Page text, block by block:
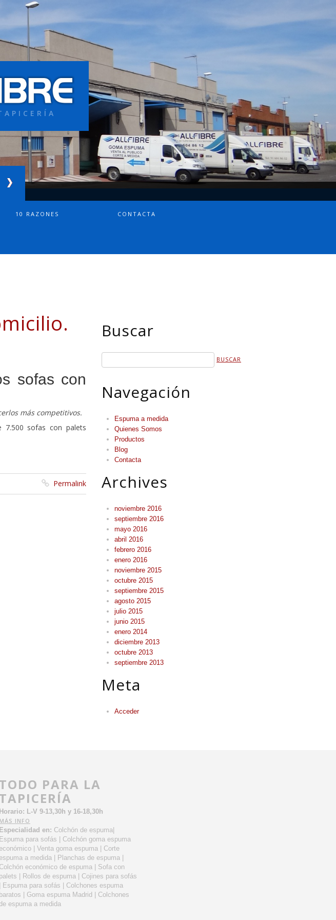
10 RAZONES CONTACTA
sofas con
más competitivos.
sofas con palets
Permalink
Buscar
Navegación
Espuma a medida
Quienes Somos
Productos
Blog
Contacta
Archives
noviembre 2016
septiembre 2016
mayo 2016
abril 2016
febrero 2016
enero 2016
noviembre 2015
octubre 2015
septiembre 2015
agosto 2015
julio 2015
junio 2015
enero 2014
diciembre 2013
octubre 2013
septiembre 2013
Meta
Acceder
TODO PARA LA
TAPICERÍA
Horario: L-V 9-13,30h y 16-18,30h
MÁS INFO
Especialidad en: Colchón de espuma|
Espuma para sofás | Colchón goma espuma
| Venta goma espuma | Corte
a medida | Planchas de espuma |
Colchón económico de espuma | Sofa con
palets | Rollos de espuma | Cojines para sofás
| Espuma para sofás | Colchones espuma
baratos | Goma espuma Madrid | Colchones
espuma a medida